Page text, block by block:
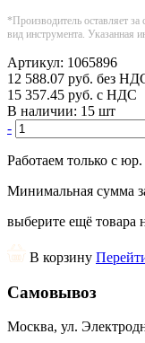
*Производитель оставляет
вид инструмента. Указанная
Артикул: 1065896
12 588.07 руб. без
15 357.45 руб. с НДС
В наличии: 15 шт
-
Работаем только с
Минимальная сумма
выберите ещё товара
В корзину
Самовывоз
Москва, ул.